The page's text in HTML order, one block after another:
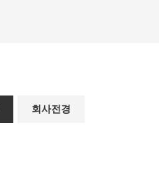
회사전경